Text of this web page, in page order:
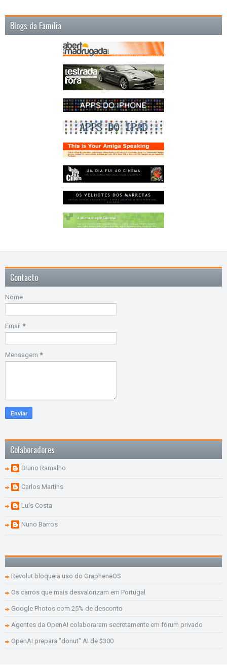
Blogs da Família
Contacto
Nome
Email *
Mensagem *
Colaboradores
Bruno Ramalho
Carlos Martins
Luís Costa
Nuno Barros
Revolut bloqueia uso do GrapheneOS
Os carros que mais desvalorizam em Portugal
Google Photos com 25% de desconto
Agentes da OpenAI colaboraram secretamente em fórum privado
OpenAI prepara "donut" AI de $300